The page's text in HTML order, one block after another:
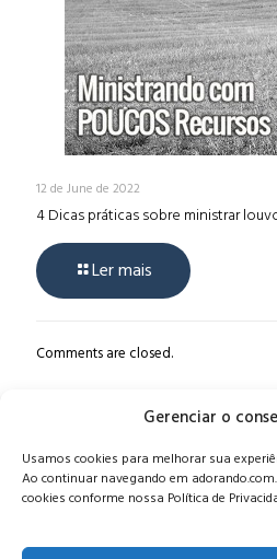
Gerenciar o
Usamos cookies para melhorar sua
Ao continuar navegando em
cookies conforme nossa Política de
12 de June de 2022
4 Dicas práticas sobre ministrar
Ler mais
Comments are closed.
Alameda Oscar Niemeyer, 1033 –
Serra - Nova Lima/MG,
CONTATO: